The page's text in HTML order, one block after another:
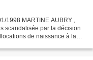
1998 MARTINE AUBRY ,
scandalisée par la décision
de naissance à la